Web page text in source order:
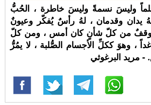
وليسَ نسمةً وليسَ خاطرة ، الحُبُّ
وقدمان ، لهُ رأسٌ يُفكّر وعيونٌ
من كلّ شأنٍ كان أمس ، ومن كلّ
، وهوَ ككلِّ الأجسام الصُّلبة ، لا يمُرُّ
مريد البرغوثي